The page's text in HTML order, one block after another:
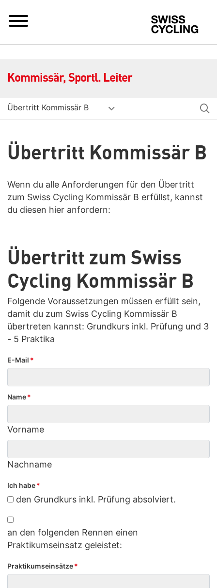
Kommissär, Sportl. Leiter
Übertritt Kommissär B
Übertritt Kommissär B
Wenn du alle Anforderungen für den Übertritt
zum Swiss Cycling Kommissär B erfüllst, kannst
du diesen hier anfordern:
Übertritt zum Swiss
Cycling Kommissär B
Folgende Voraussetzungen müssen erfüllt sein,
damit du zum Swiss Cycling Kommissär B
übertreten kannst: Grundkurs inkl. Prüfung und 3
- 5 Praktika
E-Mail *
Name*
Vorname
Nachname
Ich habe*
den Grundkurs inkl. Prüfung absolviert.
an den folgenden Rennen einen
Praktikumseinsatz geleistet:
Praktikumseinsätze*